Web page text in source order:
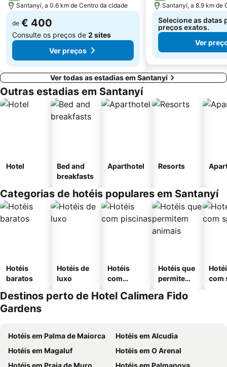
Santanyí, a 0.6 km de Centro da cidade
de € 400
Consulte os preços de 2 sites
Ver preços
Santanyí, a 8.9 km de
Selecione as datas
preços exatos.
Ver
Ver todas as estadias em Santanyí
Outras estadias em Santanyí
Hotel
Bed and
breakfasts
Aparthotel Resorts
Categorias de hotéis populares em Santanyí
Hotéis
baratos
Hotéis de
luxo
Hotéis
com
Hotéis que
permitem
com
Destinos perto de Hotel Calimera Fido
Gardens
Hotéis em Palma de Maiorca
Hotéis em Alcudia
Hotéis em Magaluf
Hotéis em O Arenal